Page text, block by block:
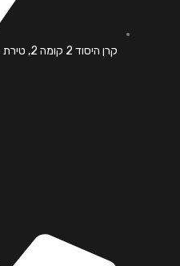
קרן היסוד 2 קומה 2, טירת כרמל